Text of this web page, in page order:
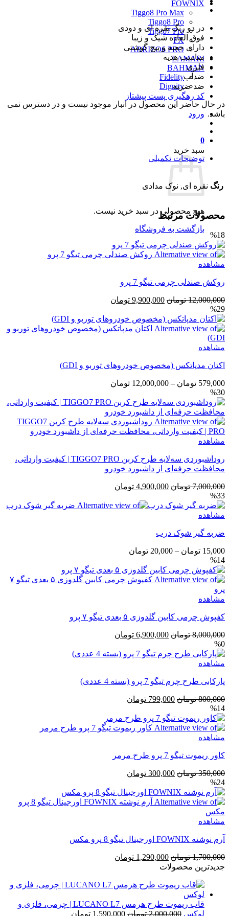
FOWNIX
Tiggo8 Pro Max
Tiggo8 Pro
Tiggo7 Pro
FX
ARRIZO6 PRO
LAMARI
BAHMAN
Fidelity
Dignity
کد رهگیری پست پیشتاز
ورود
0
سبد خرید
هیچ محصولی در سبد خرید نیست.
بازگشت به فروشگاه
در دو رنگ نقره ای و دودی
فوق العاده شیک و زیبا
دارای جعبه و پیچ گوشتی
مناسب هدیه
فلزی
ضدآب
ضد ضربه
در حال حاضر این محصول در انبار موجود نیست و در دسترس نمی
باشد.
توضیحات تکمیلی
رنگ نقره ای, نوک مدادی
محصولات مرتبط
%18
مشاهده
روکش صندلی چرمی تیگو 7 پرو
12,000,000 تومان قیمت
12,000,000 تومان
بود.
9,900,000 تومان
9,900,000 تومان
است.
%29
مشاهده
اکتان مدپاتکس (مخصوص خودروهای توربو و GDI)
579,000 تومان –
12,000,000 تومان
579,000 تومان
تا
12,000,000 تومان
%30
مشاهده
روداشبوردی سه‌لایه طرح کربن TIGGO7 PRO | کیفیت وارداتی،
محافظت حرفه‌ای از داشبورد خودرو
7,000,000 تومان قیمت
7,000,000 تومان
4,900,000 تومان
4,900,000 تومان
%33
مشاهده
ضربه گیر شوک درب
15,000 تومان –
20,000 تومان
15,000 تومان
تا
%14
مشاهده
کفپوش چرمی کابین گلدوزی ۵ بعدی تیگو ۷ پرو
8,000,000 تومان قیمت
8,000,000 تومان
6,900,000 تومان
6,900,000 تومان
%0
مشاهده
پارکابی طرح چرم تیگو 7 پرو (بسته 4 عددی)
800,000 تومان قیمت
800,000 تومان
بود.
799,000 تومان
است.
%14
مشاهده
کاور ریموت تیگو 7 پرو طرح مرمر
350,000 تومان قیمت
350,000 تومان
بود.
300,000 تومان
300,000 تومان
است.
%24
مشاهده
آرم نوشته FOWNIX اورجینال تیگو 8 پرو مکس
1,700,000 تومان قیمت
اصلی
بود.
1,290,000 تومان
است.
جدیدترین محصولات
قاب ریموت طرح هرمس LUCANO L7 | چرمی، فلزی و
لوکس 2,000,000 تومان قیمت
1,590,000 تومان